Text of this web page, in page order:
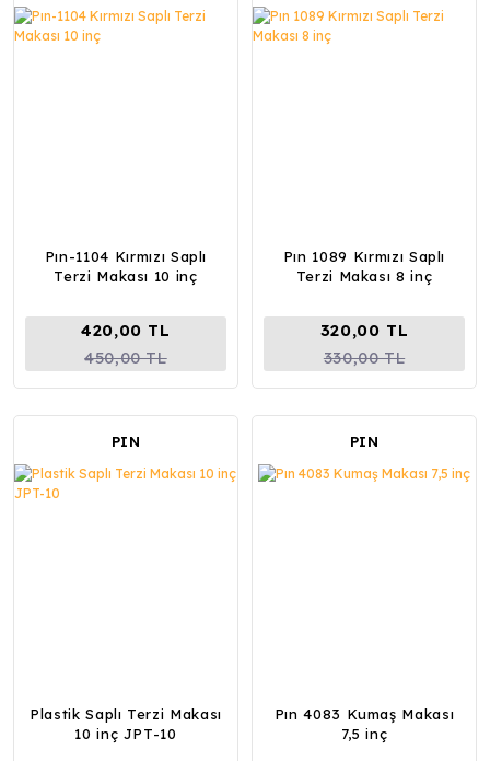
Pın-1104 Kırmızı Saplı
Terzi Makası 10 inç
420,00 TL
450,00 TL
Pın 1089 Kırmızı Saplı
Terzi Makası 8 inç
320,00 TL
330,00 TL
PIN
Plastik Saplı Terzi Makası
10 inç JPT-10
PIN
Pın 4083 Kumaş Makası
7,5 inç